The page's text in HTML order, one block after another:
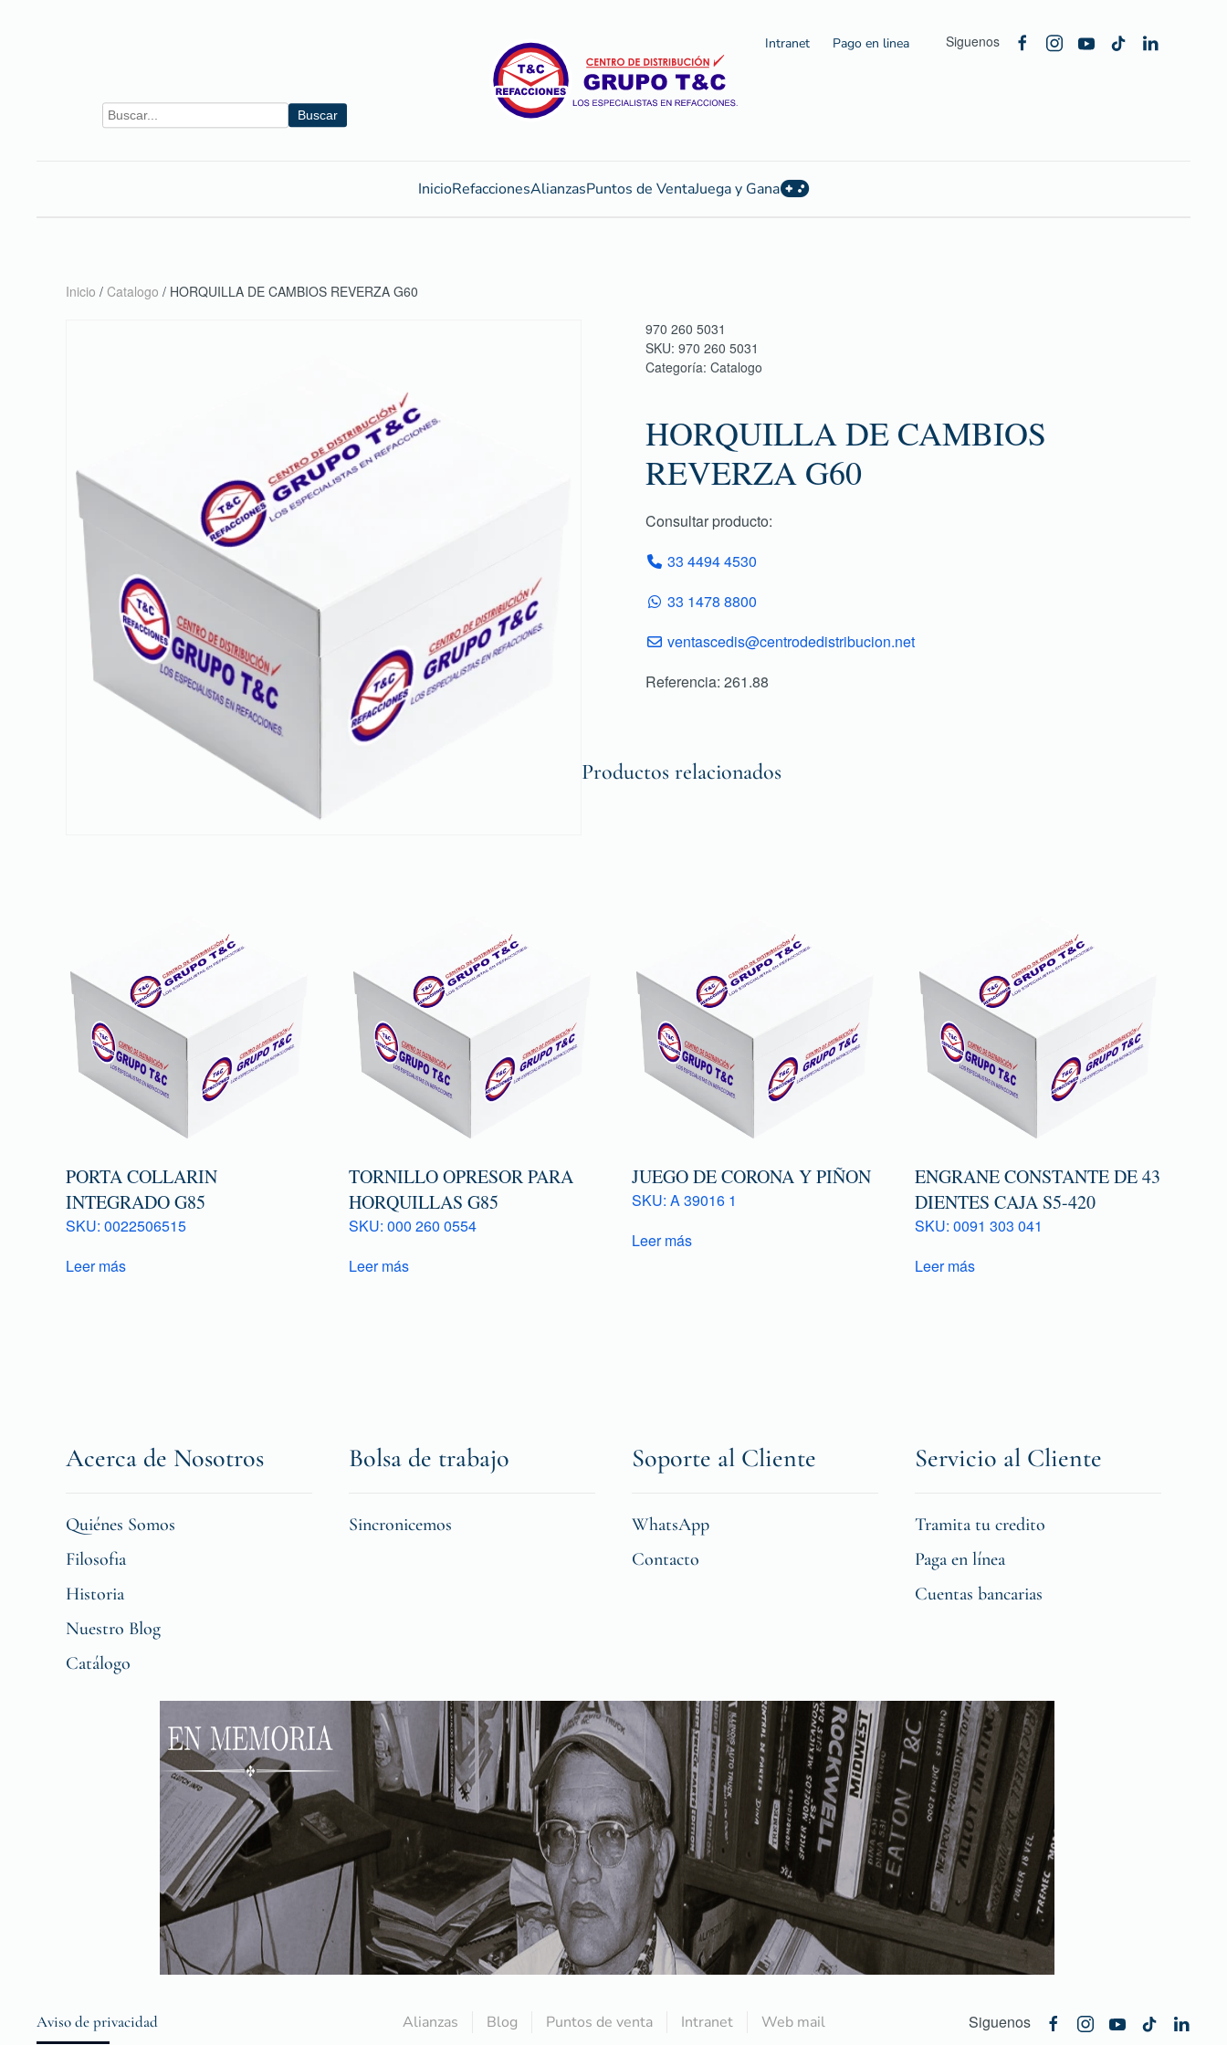
Buscar
Intranet Pago en linea Siguenos
InicioRefaccionesAlianzasPuntos de VentaJuega y Gana
Inicio / Catalogo / HORQUILLA DE CAMBIOS REVERZA G60
970 260 5031
SKU: 970 260 5031
Categoría: Catalogo
HORQUILLA DE CAMBIOS
REVERZA G60
Consultar producto:
33 4494 4530
33 1478 8800
ventascedis@centrodedistribucion.net
Referencia: 261.88
Productos relacionados
PORTA COLLARIN
INTEGRADO G85
SKU: 0022506515
Leer más
TORNILLO OPRESOR PARA
HORQUILLAS G85
SKU: 000 260 0554
Leer más
JUEGO DE CORONA Y PIÑON
SKU: A 39016 1
Leer más
ENGRANE CONSTANTE DE 43
DIENTES CAJA S5-420
SKU: 0091 303 041
Leer más
Acerca de Nosotros
Quiénes Somos
Filosofia
Historia
Nuestro Blog
Catálogo
Bolsa de trabajo
Sincronicemos
Soporte al Cliente
WhatsApp
Contacto
Servicio al Cliente
Tramita tu credito
Paga en línea
Cuentas bancarias
Aviso de privacidad Alianzas Blog Puntos de venta Intranet Web mail Siguenos